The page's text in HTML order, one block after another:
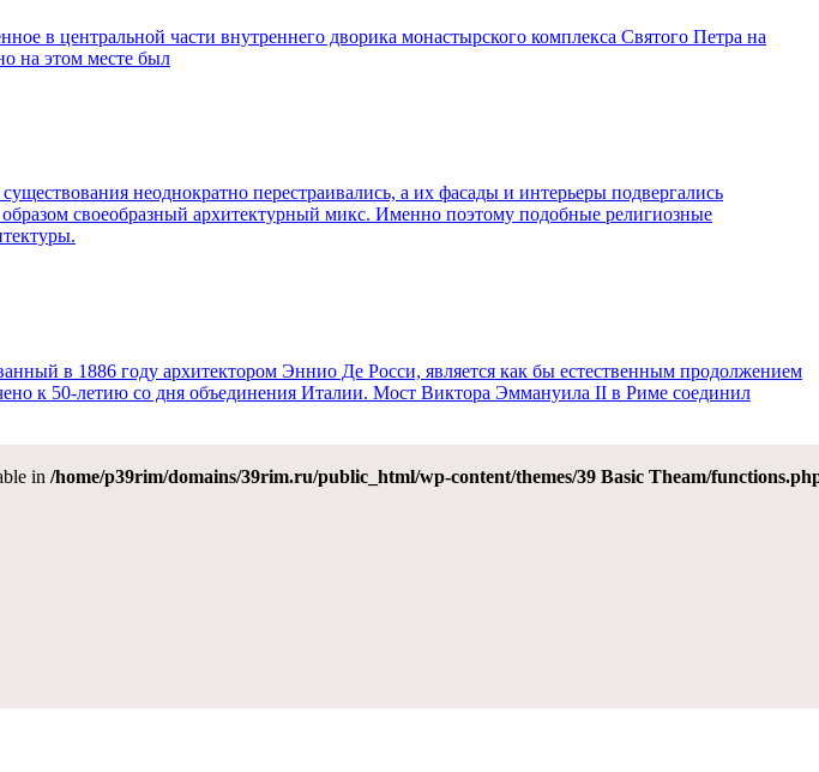
в центральной части внутреннего дворика монастырского комплекса Святого Петра на
на этом месте был
неоднократно перестраивались, а их фасады и интерьеры подвергались
своеобразный архитектурный микс. Именно поэтому подобные религиозные
в 1886 году архитектором Эннио Де Росси, является как бы естественным продолжением
к 50-летию со дня объединения Италии. Мост Виктора Эммануила II в Риме соединил
in /home/p39rim/domains/39rim.ru/public_html/wp-content/themes/39 Basic Theam/